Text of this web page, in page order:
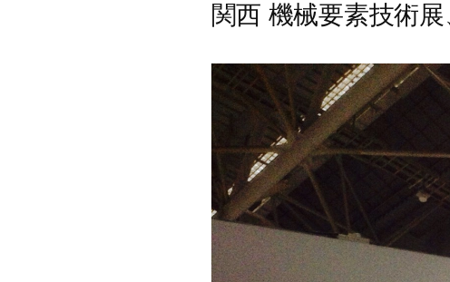
関西 機械要素技術展